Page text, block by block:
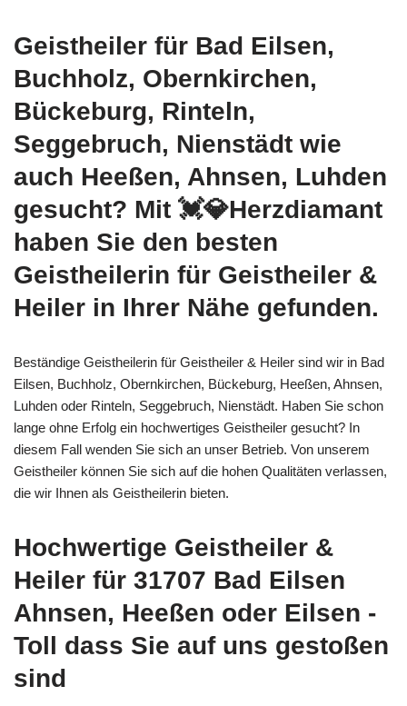
Geistheiler für Bad Eilsen,
Buchholz, Obernkirchen,
Bückeburg, Rinteln,
Seggebruch, Nienstädt wie
auch Heeßen, Ahnsen, Luhden
gesucht? Mit 💓️💎Herzdiamant
haben Sie den besten
Geistheilerin für Geistheiler &
Heiler in Ihrer Nähe gefunden.
Beständige Geistheilerin für Geistheiler & Heiler sind wir in Bad
Eilsen, Buchholz, Obernkirchen, Bückeburg, Heeßen, Ahnsen,
Luhden oder Rinteln, Seggebruch, Nienstädt. Haben Sie schon
lange ohne Erfolg ein hochwertiges Geistheiler gesucht? In
diesem Fall wenden Sie sich an unser Betrieb. Von unserem
Geistheiler können Sie sich auf die hohen Qualitäten verlassen,
die wir Ihnen als Geistheilerin bieten.
Hochwertige Geistheiler &
Heiler für 31707 Bad Eilsen
Ahnsen, Heeßen oder Eilsen -
Toll dass Sie auf uns gestoßen
sind